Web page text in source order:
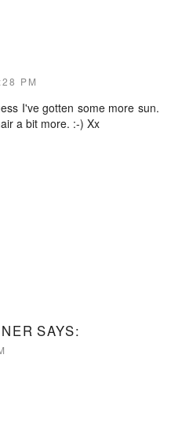
PM
I've gotten some more sun.
a bit more. :-) Xx
SAYS: